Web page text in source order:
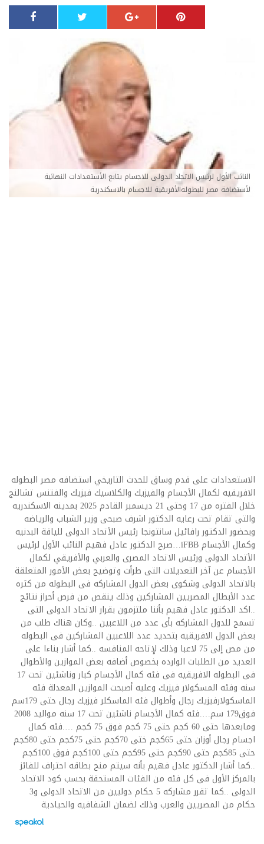
النائب الأول لرئيس الاتحاد الدولى للاجسام يتابع الأستعدادات النهائية
لأستضافة مصر للبطولةالأفريقية للاجسام بالاسكندرية
الاستعدادات على قدم وساق للحدث التاريخي استضافه مصر البطوله
الافريقيه لكمال الأجسام والفيزيك والكلاسيك فيزيك والفتنس تشالنج
خلال الفتره من 17 وحتى 21 ديسمبر القادم 2025 بمدينه الاسكندريه
والتى تقام تحت رعايه الدكتور اشرف صبحى وزير الشباب والرياضه
وبحضور الدكتور رافائيل سانتونجا رئيس الأتحاد الدولى للياقة البدنيه
وكمال الأجسام iFBB…صرح الدكتور عادل فهيم النائب الأول لرئيس
الأتحاد الدولى ورئيس الاتحاد المصرى والعربي والأفريقي لكمال
الأجسام عن آخر التعديلات التى طرأت وتوضيح بعض الأمور المتعلقة
بالاتحاد الدولى وشكوى بعض الدول المشاركه فى البطوله من كثره
عدد الأبطال المصريين المشاركين وذلك ينقص من فرص أحراز نتائج
..اكد الدكتور عادل فهيم بأننا ملتزمون بقرار الاتحاد الدولى التى
تسمح للدول المشاركه بأى عدد من اللاعبين ..وكان هناك طلب من
بعض الدول الافريقيه بتحديد عدد اللاعبين المشاركين فى البطوله
من مص إلى 75 لاعبا وذلك لإتاحه المنافسه ..كما أشار بناءا على
العديد من الطلبات الوارده بخصوص أضافه بعض الموازين والأطوال
فى البطوله الافريقيه فى فئه كمال الأجسام كبار وناشئين تحت 17
سنه وفئه المسكولار فيزيك وعليه أصبحت الموازين المعدلة فئه
الماسكولارفيزيك رجال وأطوال فئه الماسكلر فيزيك رجال حتى 179سم
فوق179 سم….فئه كمال الأجسام ناشئين تحت 17 سنه مواليد 2008
ومابعدها حتى 60 كجم حتى 75 كجم فوق 75 كجم ….فئه كمال
اجسام رجال أوزان حتى 65كجم ختى 70كجم حتى 75كجم حتى 80كجم
حتى 85كجم حتى 90كجم حتى 95كجم حتى 100كجم فوق 100كجم
..كما أشار الدكتور عادل فهيم بأنه سيتم منح بطاقه احتراف للفائز
بالمركز الأول فى كل فئه من الفئات المستحقة بحسب كود الاتحاد
الدولى ..كما تقرر مشاركه 5 حكام دوليين من الاتحاد الدولى و3
حكام من المصريين والعرب وذلك لضمان الشفافيه والحيادية